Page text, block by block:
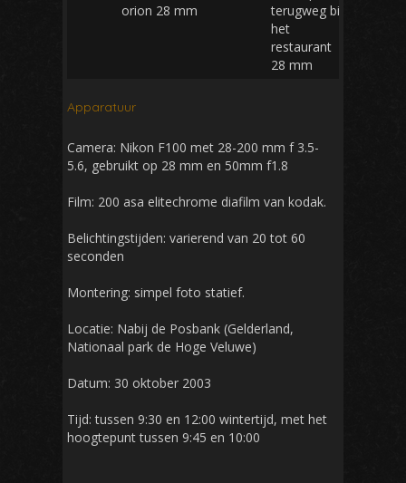
orion 28 mm
terugweg bij
het
restaurant
28 mm
Apparatuur
Camera: Nikon F100 met 28-200 mm f 3.5-
5.6, gebruikt op 28 mm en 50mm f1.8
Film: 200 asa elitechrome diafilm van kodak.
Belichtingstijden: varierend van 20 tot 60
seconden
Montering: simpel foto statief.
Locatie: Nabij de Posbank (Gelderland,
Nationaal park de Hoge Veluwe)
Datum: 30 oktober 2003
Tijd: tussen 9:30 en 12:00 wintertijd, met het
hoogtepunt tussen 9:45 en 10:00